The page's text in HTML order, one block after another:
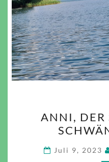
ANNI, DER
Juli 9, 2023